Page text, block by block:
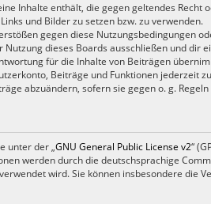
Inhalte enthält, die gegen geltendes
und Bilder zu setzen bzw. zu verwenden.
gegen diese Nutzungsbedingungen
dieses Boards ausschließen und dir
für die Inhalte von Beiträgen
Beiträge und Funktionen jederzeit
abzuändern, sofern sie gegen o. g.
unter der „GNU General Public License v2“
werden durch die deutschsprachige
wird. Sie können insbesondere die